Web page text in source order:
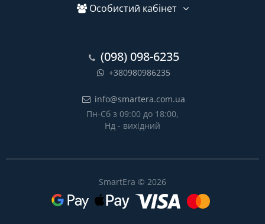
Особистий кабінет
(098) 098-6235
+380980986235
info@smartera.com.ua
Пн-Сб з 09:00 до 18:00,
Нд - вихідний
SmartEra © 2026